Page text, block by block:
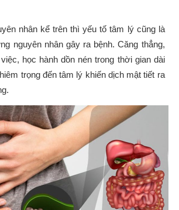
nhân kể trên thì yếu tố tâm lý cũng là
nguyên nhân gây ra bệnh. Căng thẳng,
học hành dồn nén trong thời gian dài
trọng đến tâm lý khiến dịch mật tiết ra